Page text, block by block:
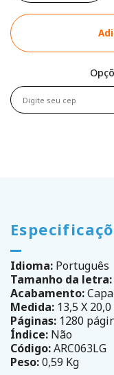
Idioma: Português
Tamanho da letra:
Acabamento:
Medida: 13,5 X
Páginas: 1280
Índice: Não
Código:ARC063LG
Peso:0,59 Kg